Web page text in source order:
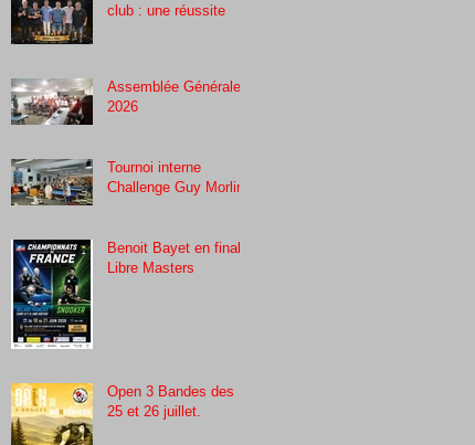
club : une réussite
Assemblée Générale
2026
Tournoi interne
Challenge Guy Morlin
Benoit Bayet en finale
Libre Masters
Open 3 Bandes des
25 et 26 juillet.